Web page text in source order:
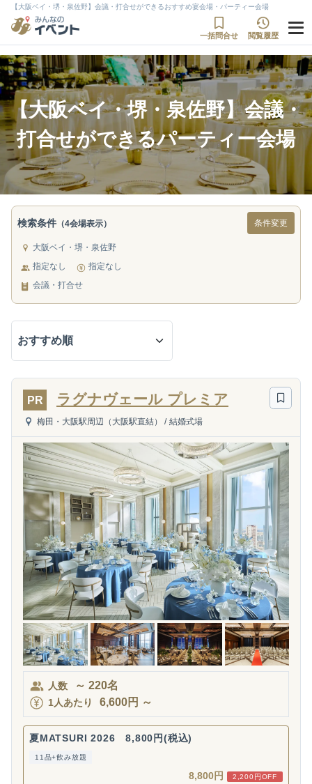
【大阪ベイ・堺・泉佐野】会議・打合せができるおすすめ宴会場・パーティー会場
一括問合せ 閲覧履歴
【大阪ベイ・堺・泉佐野】会議・
打合せができるパーティー会場
検索条件 （4会場表示） 条件変更
大阪ベイ・堺・泉佐野
指定なし
指定なし
会議・打合せ
PR ラグナヴェール プレミア
梅田・大阪駅周辺（大阪駅直結） / 結婚式場
人数 ～ 220名
1人あたり 6,600円 ～
夏MATSURI 2026 8,800円(税込)
11品+飲み放題
8,800円
2,200円OFF